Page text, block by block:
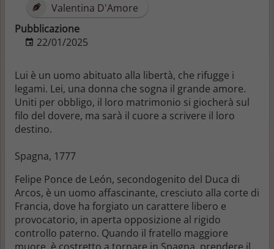
Valentina D'Amore
Pubblicazione
22/01/2025
Lui è un uomo abituato alla libertà, che rifugge i
legami. Lei, una donna che sogna il grande amore.
Uniti per obbligo, il loro matrimonio si giocherà sul
filo del dovere, ma sarà il cuore a scrivere il loro
destino.
Spagna, 1777
Felipe Ponce de León, secondogenito del Duca di
Arcos, è un uomo affascinante, cresciuto alla corte di
Francia, dove ha forgiato un carattere libero e
provocatorio, in aperta opposizione al rigido
controllo paterno. Quando il fratello maggiore
muore, è costretto a tornare in Spagna, prendere il